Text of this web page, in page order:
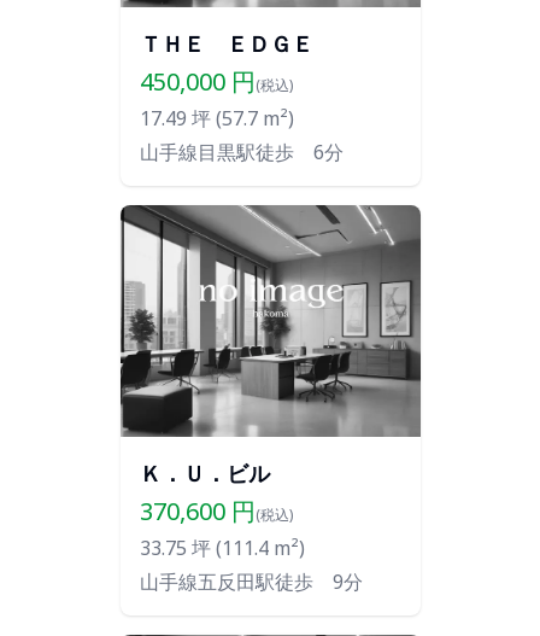
ＴＨＥ ＥＤＧＥ
450,000円(税込)
17.49 坪 (57.7m²)
山手線目黒駅徒歩 6分
Ｋ．Ｕ．ビル
370,600円(税込)
33.75 坪 (111.4m²)
山手線五反田駅徒歩 9分